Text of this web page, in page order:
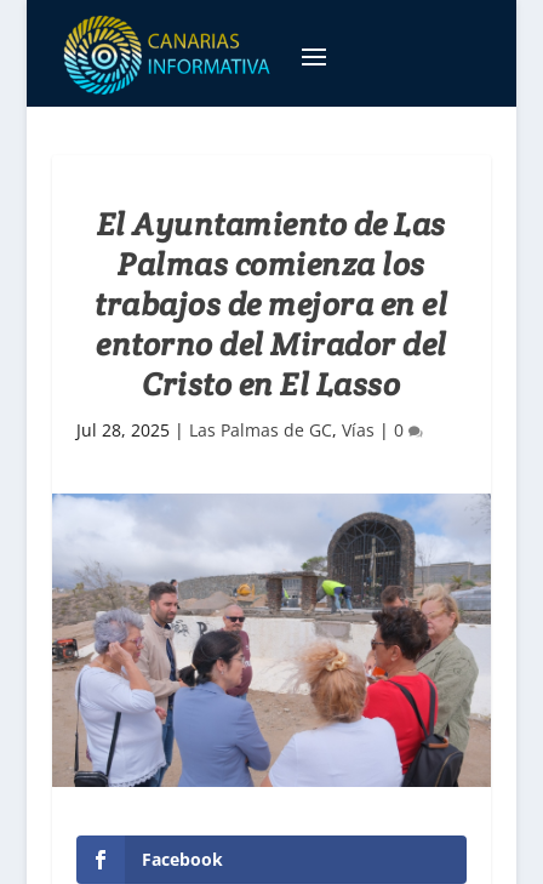
El Ayuntamiento de Las
Palmas comienza los
trabajos de mejora en el
entorno del Mirador del
Cristo en El Lasso
Jul 28, 2025| Las Palmas de GC, Vías | 0
Facebook